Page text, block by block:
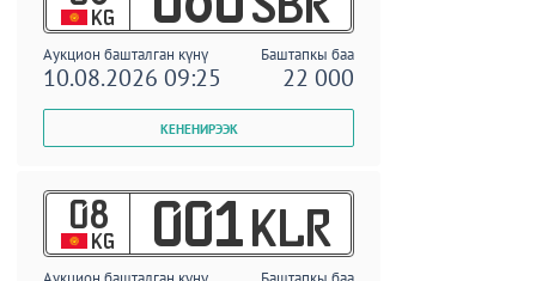
KG
Аукцион башталган күнү Баштапкы баа
10.08.2026 09:25 22 000
08
KG 001 KLR